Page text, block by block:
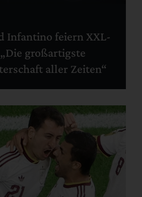
Infantino feiern XXL-
großartigste
aller Zeiten“